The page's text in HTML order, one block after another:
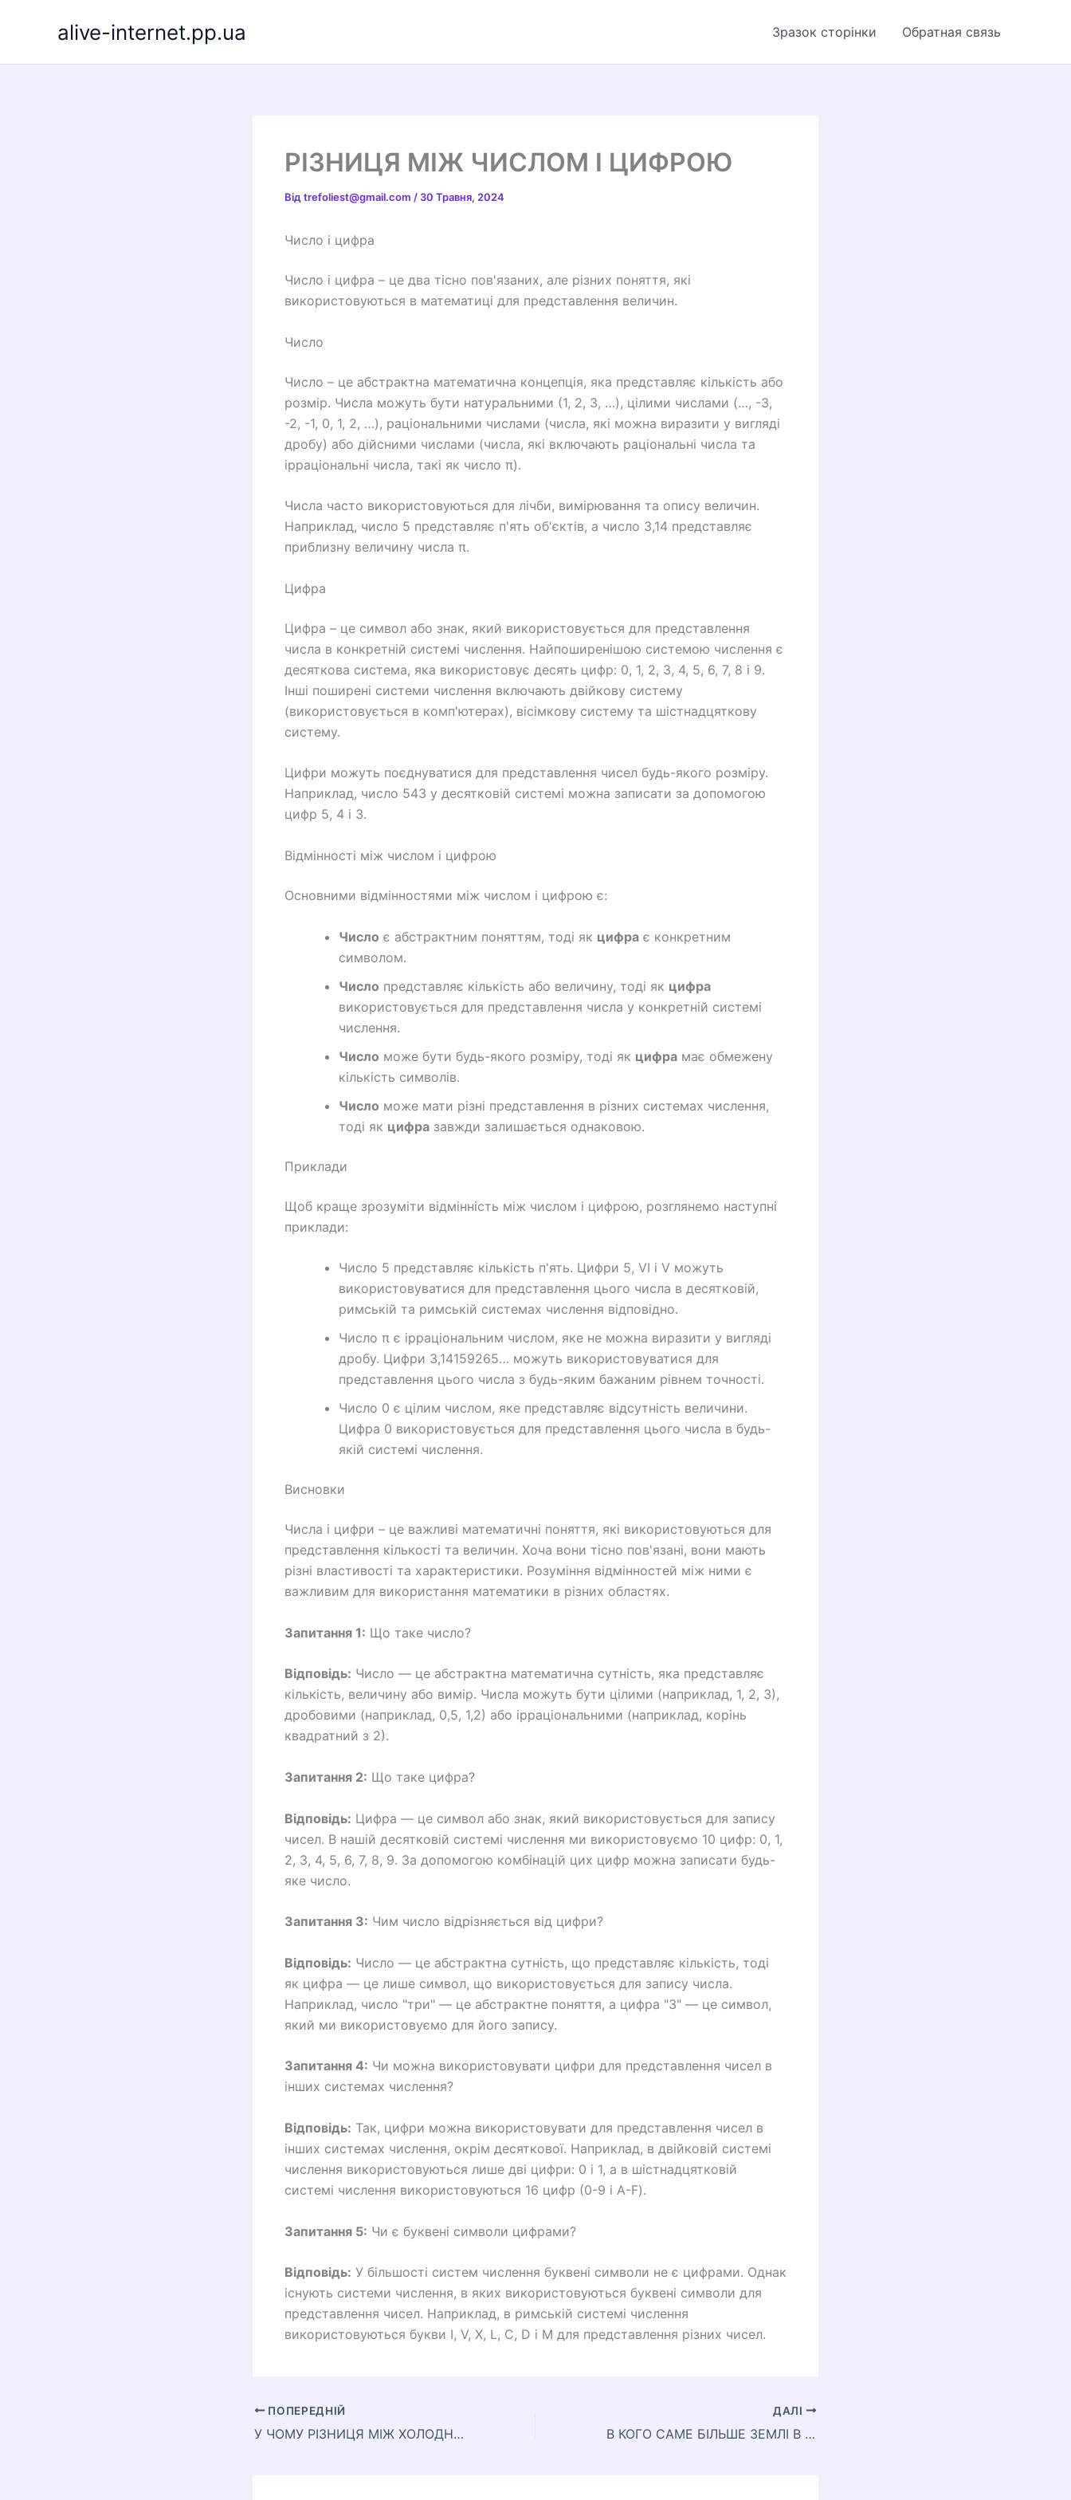
alive-internet.pp.ua Зразок сторінки Обратная связь
РІЗНИЦЯ МІЖ ЧИСЛОМ І ЦИФРОЮ
Від trefoliest@gmail.com / 30 Травня, 2024
Число і цифра
Число і цифра – це два тісно пов'язаних, але різних поняття, які
використовуються в математиці для представлення величин.
Число
Число – це абстрактна математична концепція, яка представляє кількість або
розмір. Числа можуть бути натуральними (1, 2, 3, …), цілими числами (…, -3,
-2, -1, 0, 1, 2, …), раціональними числами (числа, які можна виразити у вигляді
дробу) або дійсними числами (числа, які включають раціональні числа та
ірраціональні числа, такі як число π).
Числа часто використовуються для лічби, вимірювання та опису величин.
Наприклад, число 5 представляє п'ять об'єктів, а число 3,14 представляє
приблизну величину числа π.
Цифра
Цифра – це символ або знак, який використовується для представлення
числа в конкретній системі числення. Найпоширенішою системою числення є
десяткова система, яка використовує десять цифр: 0, 1, 2, 3, 4, 5, 6, 7, 8 і 9.
Інші поширені системи числення включають двійкову систему
(використовується в комп'ютерах), вісімкову систему та шістнадцяткову
систему.
Цифри можуть поєднуватися для представлення чисел будь-якого розміру.
Наприклад, число 543 у десятковій системі можна записати за допомогою
цифр 5, 4 і 3.
Відмінності між числом і цифрою
Основними відмінностями між числом і цифрою є:
Число є абстрактним поняттям, тоді як цифра є конкретним
символом.
Число представляє кількість або величину, тоді як цифра
використовується для представлення числа у конкретній системі
числення.
Число може бути будь-якого розміру, тоді як цифра має обмежену
кількість символів.
Число може мати різні представлення в різних системах числення,
тоді як цифра завжди залишається однаковою.
Приклади
Щоб краще зрозуміти відмінність між числом і цифрою, розглянемо наступні
приклади:
Число 5 представляє кількість п'ять. Цифри 5, VI і V можуть
використовуватися для представлення цього числа в десятковій,
римській та римській системах числення відповідно.
Число π є ірраціональним числом, яке не можна виразити у вигляді
дробу. Цифри 3,14159265… можуть використовуватися для
представлення цього числа з будь-яким бажаним рівнем точності.
Число 0 є цілим числом, яке представляє відсутність величини.
Цифра 0 використовується для представлення цього числа в будь-
якій системі числення.
Висновки
Числа і цифри – це важливі математичні поняття, які використовуються для
представлення кількості та величин. Хоча вони тісно пов'язані, вони мають
різні властивості та характеристики. Розуміння відмінностей між ними є
важливим для використання математики в різних областях.
Запитання 1: Що таке число?
Відповідь: Число — це абстрактна математична сутність, яка представляє
кількість, величину або вимір. Числа можуть бути цілими (наприклад, 1, 2, 3),
дробовими (наприклад, 0,5, 1,2) або ірраціональними (наприклад, корінь
квадратний з 2).
Запитання 2: Що таке цифра?
Відповідь: Цифра — це символ або знак, який використовується для запису
чисел. В нашій десятковій системі числення ми використовуємо 10 цифр: 0, 1,
2, 3, 4, 5, 6, 7, 8, 9. За допомогою комбінацій цих цифр можна записати будь-
яке число.
Запитання 3: Чим число відрізняється від цифри?
Відповідь: Число — це абстрактна сутність, що представляє кількість, тоді
як цифра — це лише символ, що використовується для запису числа.
Наприклад, число "три" — це абстрактне поняття, а цифра "3" — це символ,
який ми використовуємо для його запису.
Запитання 4: Чи можна використовувати цифри для представлення чисел в
інших системах числення?
Відповідь: Так, цифри можна використовувати для представлення чисел в
інших системах числення, окрім десяткової. Наприклад, в двійковій системі
числення використовуються лише дві цифри: 0 і 1, а в шістнадцятковій
системі числення використовуються 16 цифр (0-9 і A-F).
Запитання 5: Чи є буквені символи цифрами?
Відповідь: У більшості систем числення буквені символи не є цифрами. Однак
існують системи числення, в яких використовуються буквені символи для
представлення чисел. Наприклад, в римській системі числення
використовуються букви I, V, X, L, C, D і M для представлення різних чисел.
ПОПЕРЕДНІЙ
У ЧОМУ РІЗНИЦЯ МІЖ ХОЛОДНИМ І ГАРЯЧИМ МЕТАЛОМ
ДАЛІ
В КОГО САМЕ БІЛЬШЕ ЗЕМЛІ В УКРАЇНІ